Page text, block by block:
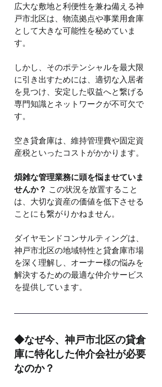
広大な敷地と利便性を兼ね備える神
戸市北区は、物流拠点や事業用倉庫
として大きな可能性を秘めていま
す。
しかし、そのポテンシャルを最大限
に引き出すためには、適切な入居者
を見つけ、安定した収益へと繋げる
専門知識とネットワークが不可欠で
す。
空き貸倉庫は、維持管理費や固定資
産税といったコストがかかります。
煩雑な管理業務に頭を悩ませていま
せんか？ この状況を放置すること
は、大切な資産の価値を低下させる
ことにも繋がりかねません。
ダイヤモンドコンサルティングは、
神戸市北区の地域特性と貸倉庫市場
を深く理解し、オーナー様の悩みを
解決するための最適な仲介サービス
を提供しています。
◆なぜ今、神戸市北区の貸倉
庫に特化した仲介会社が必要
なのか？